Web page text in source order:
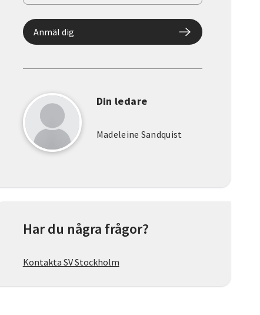
Anmäl dig
Din ledare
Madeleine Sandquist
Har du några frågor?
Kontakta SV Stockholm